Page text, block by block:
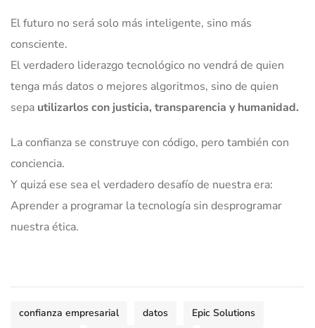
El futuro no será solo más inteligente, sino más
consciente.
El verdadero liderazgo tecnológico no vendrá de quien
tenga más datos o mejores algoritmos, sino de quien
sepa utilizarlos con justicia, transparencia y humanidad.
La confianza se construye con código, pero también con
conciencia.
Y quizá ese sea el verdadero desafío de nuestra era:
Aprender a programar la tecnología sin desprogramar
nuestra ética.
confianza empresarial datos
Epic Solutions